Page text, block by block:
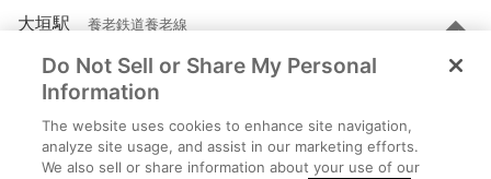
大垣駅 養老鉄道養老線
大垣市高屋町１丁目
このページの店舗から 2.4 km
ルート
を見る
室駅 養老鉄道養老線
大垣市木戸町１３４-３
Do Not Sell or Share My Personal
Information
The website uses cookies to enhance site navigation,
analyze site usage, and assist in our marketing efforts.
We also sell or share information about your use of our